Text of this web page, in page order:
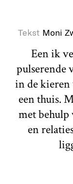
Tekst Moni
Een ik
pulserende
in de
een thuis.
met
en